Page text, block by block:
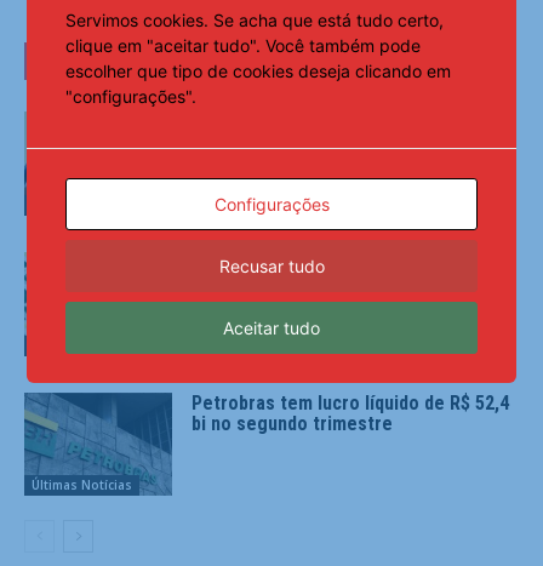
LEIA TAMBÉM
pagamentos em bares e restaurantes
Ninguém acerta Mega-Sena; prêmio
Últimas Notícias
Petrobras tem lucro líquido de R$ 52,4
bi no segundo trimestre
Servimos cookies. Se acha que está tudo certo,
clique em "aceitar tudo". Você também pode
escolher que tipo de cookies deseja clicando em
"configurações".
Configurações
Recusar tudo
Aceitar tudo